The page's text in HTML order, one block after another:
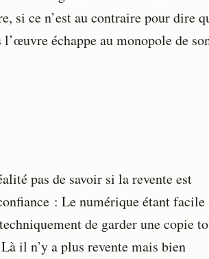
si ce n’est au contraire pour dire
échappe au monopole de
pas de savoir si la revente est
: Le numérique étant facile
de garder une copie
il n’y a plus revente mais bien